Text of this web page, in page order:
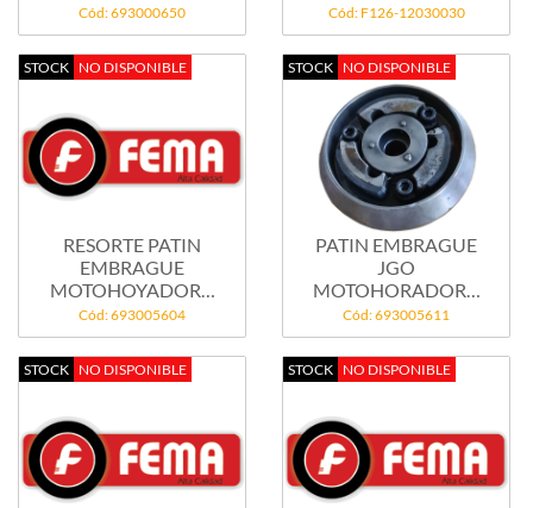
PASTI
Cód: 693000650
1,15MT-A-39
Cód: F126-12030030
STOCK NO DISPONIBLE
RESORTE PATIN
EMBRAGUE
MOTOHOYADORA
HONDA
Cód: 693005604
STOCK NO DISPONIBLE
PATIN EMBRAGUE
JGO
MOTOHORADORA
FEMA...
Cód: 693005611
STOCK NO DISPONIBLE STOCK NO DISPONIBLE